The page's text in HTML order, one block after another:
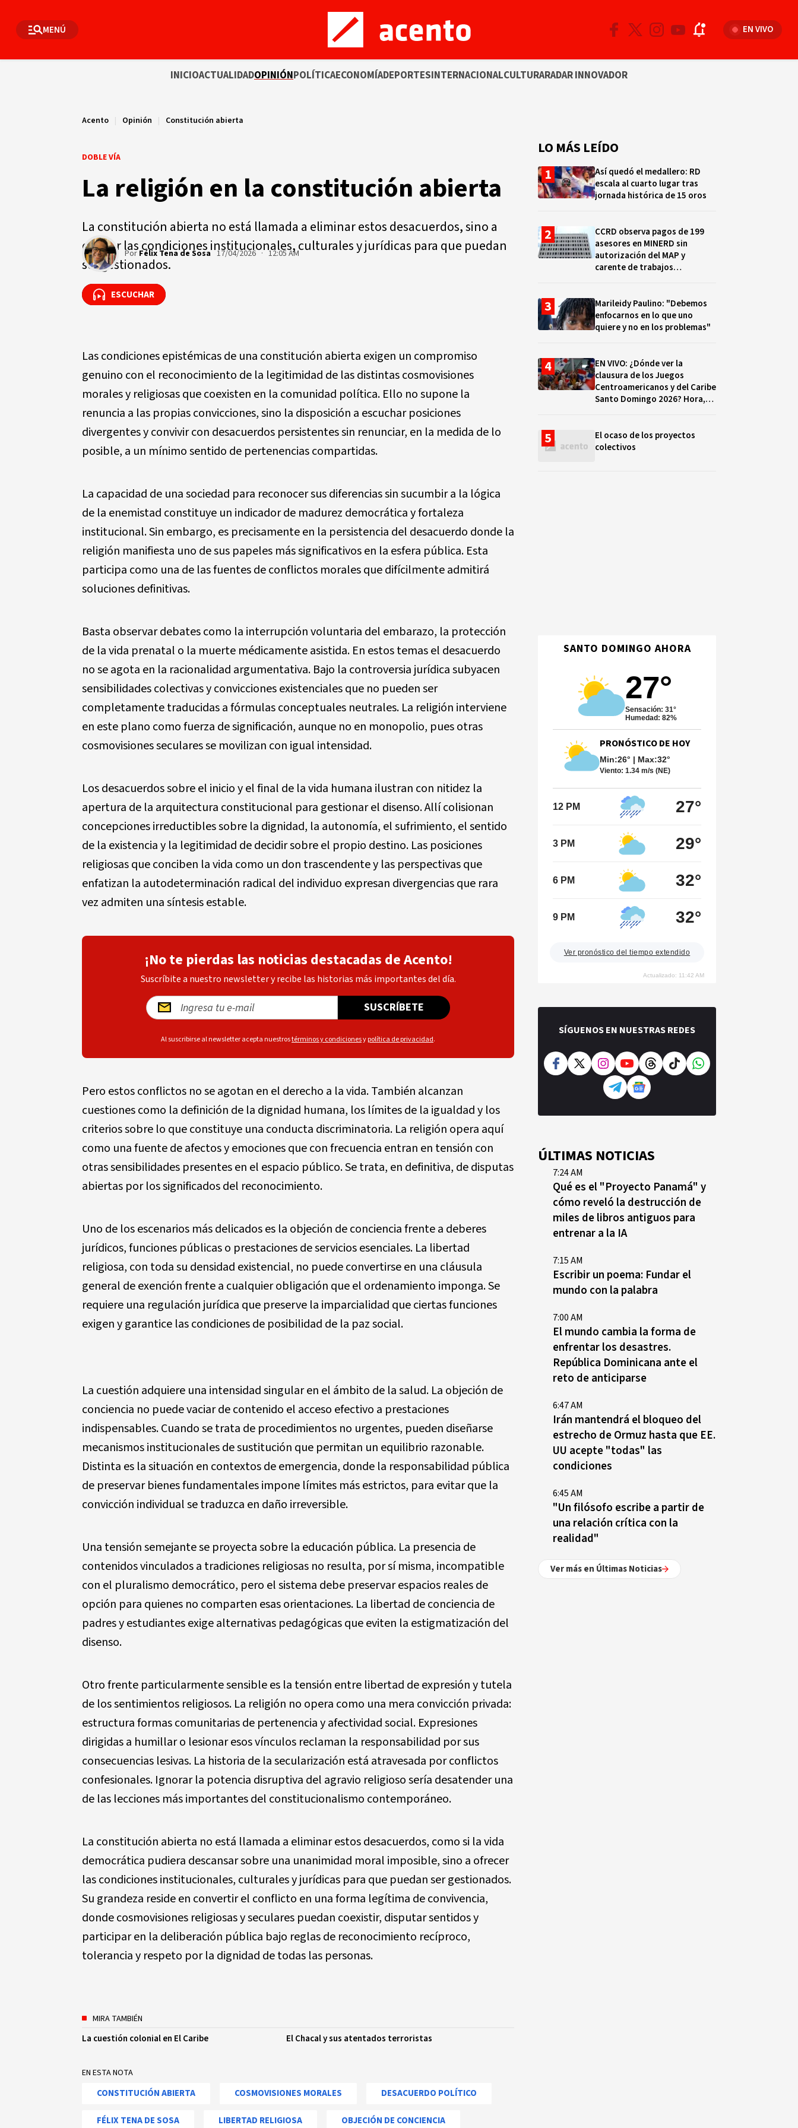
MENÚ EN VIVO
INICIOACTUALIDADOPINIÓNPOLÍTICAECONOMÍADEPORTESINTERNACIONALCULTURARADAR INNOVADOR
Acento | Opinión | Constitución abierta
DOBLE VÍA
La religión en la constitución abierta
La constitución abierta no está llamada a eliminar estos desacuerdos, sino a
ofrecer las condiciones institucionales, culturales y jurídicas para que puedan
ser gestionados.
PorFélix Tena de Sosa 17/04/2026 · 12:05 AM
ESCUCHAR
ESCUCHAR
Las condiciones epistémicas de una constitución abierta exigen un compromiso
genuino con el reconocimiento de la legitimidad de las distintas cosmovisiones
morales y religiosas que coexisten en la comunidad política. Ello no supone la
renuncia a las propias convicciones, sino la disposición a escuchar posiciones
divergentes y convivir con desacuerdos persistentes sin renunciar, en la medida de lo
posible, a un mínimo sentido de pertenencias compartidas.
La capacidad de una sociedad para reconocer sus diferencias sin sucumbir a la lógica
de la enemistad constituye un indicador de madurez democrática y fortaleza
institucional. Sin embargo, es precisamente en la persistencia del desacuerdo donde la
religión manifiesta uno de sus papeles más significativos en la esfera pública. Esta
participa como una de las fuentes de conflictos morales que difícilmente admitirá
soluciones definitivas.
Basta observar debates como la interrupción voluntaria del embarazo, la protección
de la vida prenatal o la muerte médicamente asistida. En estos temas el desacuerdo
no se agota en la racionalidad argumentativa. Bajo la controversia jurídica subyacen
sensibilidades colectivas y convicciones existenciales que no pueden ser
completamente traducidas a fórmulas conceptuales neutrales. La religión interviene
en este plano como fuerza de significación, aunque no en monopolio, pues otras
cosmovisiones seculares se movilizan con igual intensidad.
Los desacuerdos sobre el inicio y el final de la vida humana ilustran con nitidez la
apertura de la arquitectura constitucional para gestionar el disenso. Allí colisionan
concepciones irreductibles sobre la dignidad, la autonomía, el sufrimiento, el sentido
de la existencia y la legitimidad de decidir sobre el propio destino. Las posiciones
religiosas que conciben la vida como un don trascendente y las perspectivas que
enfatizan la autodeterminación radical del individuo expresan divergencias que rara
vez admiten una síntesis estable.
¡No te pierdas las noticias destacadas de Acento!
Suscríbite a nuestro newsletter y recibe las historias más importantes del día.
SUSCRÍBETE
Al suscribirse al newsletter acepta nuestrostérminos y condicionesypolítica de privacidad.
Pero estos conflictos no se agotan en el derecho a la vida. También alcanzan
cuestiones como la definición de la dignidad humana, los límites de la igualdad y los
criterios sobre lo que constituye una conducta discriminatoria. La religión opera aquí
como una fuente de afectos y emociones que con frecuencia entran en tensión con
otras sensibilidades presentes en el espacio público. Se trata, en definitiva, de disputas
abiertas por los significados del reconocimiento.
Uno de los escenarios más delicados es la objeción de conciencia frente a deberes
jurídicos, funciones públicas o prestaciones de servicios esenciales. La libertad
religiosa, con toda su densidad existencial, no puede convertirse en una cláusula
general de exención frente a cualquier obligación que el ordenamiento imponga. Se
requiere una regulación jurídica que preserve la imparcialidad que ciertas funciones
exigen y garantice las condiciones de posibilidad de la paz social.
La cuestión adquiere una intensidad singular en el ámbito de la salud. La objeción de
conciencia no puede vaciar de contenido el acceso efectivo a prestaciones
indispensables. Cuando se trata de procedimientos no urgentes, pueden diseñarse
mecanismos institucionales de sustitución que permitan un equilibrio razonable.
Distinta es la situación en contextos de emergencia, donde la responsabilidad pública
de preservar bienes fundamentales impone límites más estrictos, para evitar que la
convicción individual se traduzca en daño irreversible.
Una tensión semejante se proyecta sobre la educación pública. La presencia de
contenidos vinculados a tradiciones religiosas no resulta, por sí misma, incompatible
con el pluralismo democrático, pero el sistema debe preservar espacios reales de
opción para quienes no comparten esas orientaciones. La libertad de conciencia de
padres y estudiantes exige alternativas pedagógicas que eviten la estigmatización del
disenso.
Otro frente particularmente sensible es la tensión entre libertad de expresión y tutela
de los sentimientos religiosos. La religión no opera como una mera convicción privada:
estructura formas comunitarias de pertenencia y afectividad social. Expresiones
dirigidas a humillar o lesionar esos vínculos reclaman la responsabilidad por sus
consecuencias lesivas. La historia de la secularización está atravesada por conflictos
confesionales. Ignorar la potencia disruptiva del agravio religioso sería desatender una
de las lecciones más importantes del constitucionalismo contemporáneo.
La constitución abierta no está llamada a eliminar estos desacuerdos, como si la vida
democrática pudiera descansar sobre una unanimidad moral imposible, sino a ofrecer
las condiciones institucionales, culturales y jurídicas para que puedan ser gestionados.
Su grandeza reside en convertir el conflicto en una forma legítima de convivencia,
donde cosmovisiones religiosas y seculares puedan coexistir, disputar sentidos y
participar en la deliberación pública bajo reglas de reconocimiento recíproco,
tolerancia y respeto por la dignidad de todas las personas.
MIRA TAMBIÉN
La cuestión colonial en El Caribe El Chacal y sus atentados terroristas
EN ESTA NOTA
CONSTITUCIÓN ABIERTA COSMOVISIONES MORALES DESACUERDO POLÍTICO
FÉLIX TENA DE SOSA LIBERTAD RELIGIOSA OBJECIÓN DE CONCIENCIA
LO MÁS LEÍDO
Así quedó el medallero: RD
escala al cuarto lugar tras
jornada histórica de 15 oros
CCRD observa pagos de 199
asesores en MINERD sin
autorización del MAP y
carente de trabajos
Marileidy Paulino: "Debemos
enfocarnos en lo que uno
quiere y no en los problemas"
EN VIVO: ¿Dónde ver la
clausura de los Juegos
Centroamericanos y del Caribe
Santo Domingo 2026? Hora,
El ocaso de los proyectos
colectivos
SANTO DOMINGO AHORA
27°
Sensación: 31°
Humedad: 82%
PRONÓSTICO DE HOY
Min:26° | Max:32°
Viento: 1.34 m/s (NE)
12 PM 27°
3 PM 29°
6 PM 32°
9 PM 32°
Ver pronóstico del tiempo extendido
Actualizado: 11:42 AM
SÍGUENOS EN NUESTRAS REDES
ÚLTIMAS NOTICIAS
7:24 AM
Qué es el "Proyecto Panamá" y
cómo reveló la destrucción de
miles de libros antiguos para
entrenar a la IA
7:15 AM
Escribir un poema: Fundar el
mundo con la palabra
7:00 AM
El mundo cambia la forma de
enfrentar los desastres.
República Dominicana ante el
reto de anticiparse
6:47 AM
Irán mantendrá el bloqueo del
estrecho de Ormuz hasta que EE.
UU acepte "todas" las
condiciones
6:45 AM
"Un filósofo escribe a partir de
una relación crítica con la
realidad"
Ver más en Últimas Noticias